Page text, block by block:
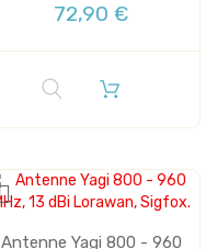
72,90 €
Antenne Yagi 800 - 960